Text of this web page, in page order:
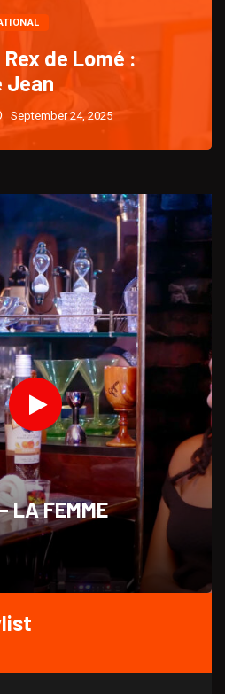
de Lomé :
Jean
September 24, 2025
LA FEMME